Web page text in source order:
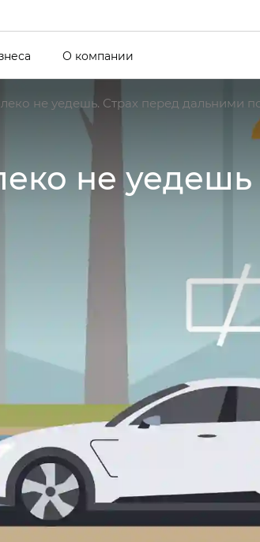
О компании
не уедешь. Страх перед дальними
не уедешь